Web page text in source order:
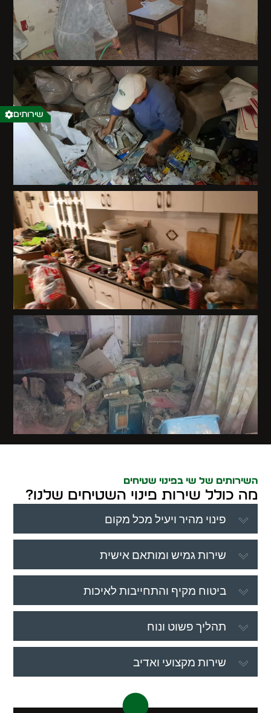
השירותים של שי בפינוי שטיחים
מה כולל שירות פינוי השטיחים שלנו?
פינוי מהיר ויעיל מכל מקום
שירות גמיש ומותאם אישית
ביטוח מקיף והתחייבות לאיכות
תהליך פשוט ונוח
שירות מקצועי ואדיב
שירותים